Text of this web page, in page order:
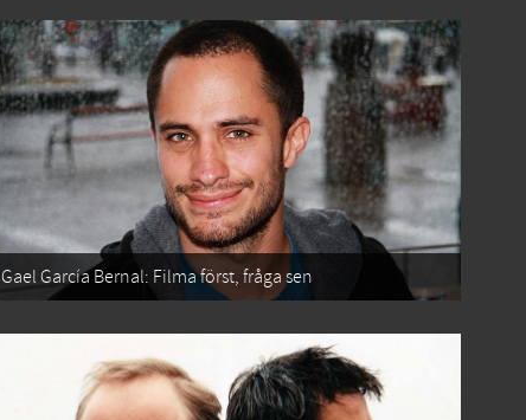
Gael García Bernal: Filma först, fråga sen